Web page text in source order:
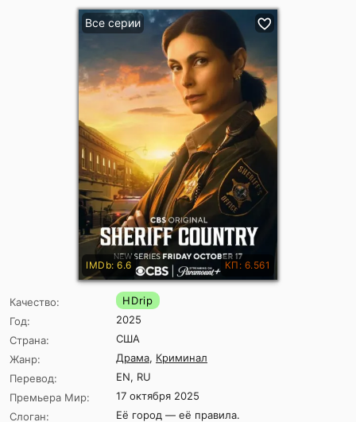
IMDb: 6.6 КП: 6.561
Все серии
Качество:
HDrip
Год:
2025
Страна:
США
Жанр:
Драма, Криминал
Перевод:
EN, RU
Премьера Мир:
17 октября 2025
Слоган:
Её город — её правила.